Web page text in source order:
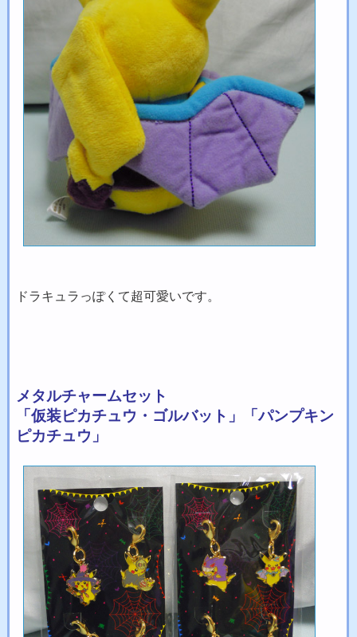
ドラキュラっぽくて超可愛いです。
メタルチャームセット
「仮装ピカチュウ・ゴルバット」「パンプキン
ピカチュウ」